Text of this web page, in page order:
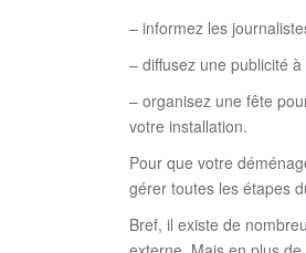
– informez les
– diffusez une publicité
– organisez une fête
votre installation.
Pour que votre
gérer toutes les étapes
Bref, il existe de